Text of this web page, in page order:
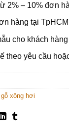
2% – 10% đơn
hàng tại
cho khách
theo yêu cầu
xông hơi